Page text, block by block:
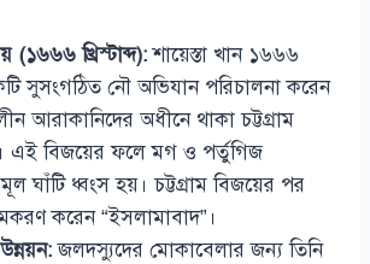
(১৬৬৬ খ্রিস্টাব্দ):শায়েস্তা খান ১৬৬৬
সুসংগঠিত নৌ অভিযান পরিচালনা করেন
আরাকানিদের অধীনে থাকা চট্টগ্রাম
এই বিজয়ের ফলে মগ ও পর্তুগিজ
ঘাঁটি ধ্বংস হয়। চট্টগ্রাম বিজয়ের পর
করেন “ইসলামাবাদ”।
জলদস্যুদের মোকাবেলার জন্য তিনি